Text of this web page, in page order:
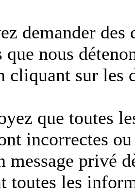
demander
que nous
cliquant sur les
que toutes
incorrectes
message privé
toutes les